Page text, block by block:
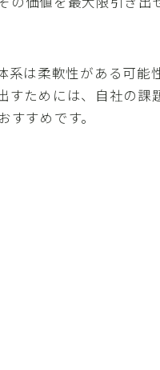
系は柔軟性がある可能
すためには、自社の課
すめです。